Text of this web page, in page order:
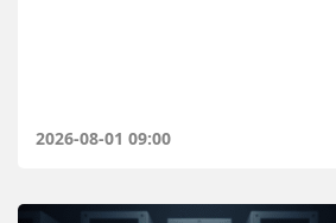
2026-08-01 09:00